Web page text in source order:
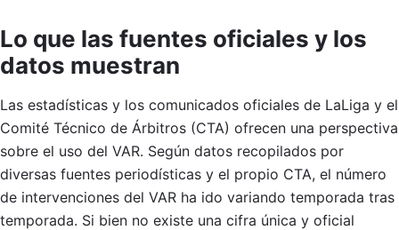
Lo que las fuentes oficiales y los
datos muestran
Las estadísticas y los comunicados oficiales de LaLiga y el
Comité Técnico de Árbitros (CTA) ofrecen una perspectiva
sobre el uso del VAR. Según datos recopilados por
diversas fuentes periodísticas y el propio CTA, el número
de intervenciones del VAR ha ido variando temporada tras
temporada. Si bien no existe una cifra única y oficial